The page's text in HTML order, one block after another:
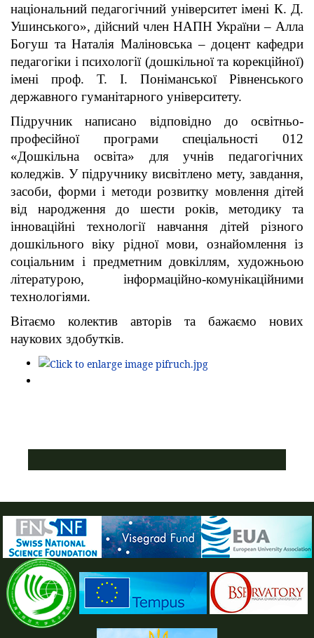
національний педагогічний університет імені К. Д.
Ушинського», дійсний член НАПН України – Алла
Богуш та Наталія Маліновська – доцент кафедри
педагогіки і психології (дошкільної та корекційної)
імені проф. Т. І. Поніманської Рівненського
державного гуманітарного університету.
Підручник написано відповідно до освітньо-
професійної програми спеціальності 012
«Дошкільна освіта» для учнів педагогічних
коледжів. У підручнику висвітлено мету, завдання,
засоби, форми і методи розвитку мовлення дітей
від народження до шести років, методику та
інноваційні технології навчання дітей різного
дошкільного віку рідної мови, ознайомлення із
соціальним і предметним довкіллям, художньою
літературою, інформаційно-комунікаційними
технологіями.
Вітаємо колектив авторів та бажаємо нових
наукових здобутків.